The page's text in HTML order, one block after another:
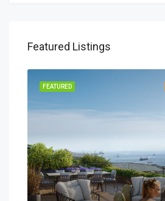
Featured Listings
FEATURED